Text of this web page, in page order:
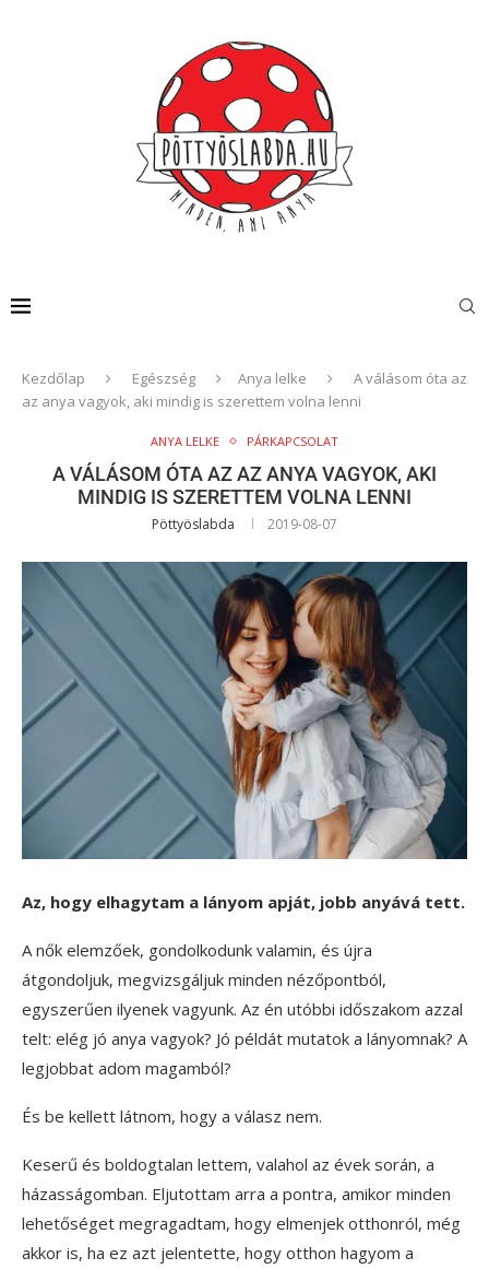
Kezdőlap Egészség Anya lelke
A válásom óta az
az anya vagyok, aki mindig is szerettem volna lenni
ANYA LELKE PÁRKAPCSOLAT
A VÁLÁSOM ÓTA AZ AZ ANYA VAGYOK, AKI
MINDIG IS SZERETTEM VOLNA LENNI
Pöttyöslabda 2019-08-07
Az, hogy elhagytam a lányom apját, jobb anyává tett.
A nők elemzőek, gondolkodunk valamin, és újra
átgondoljuk, megvizsgáljuk minden nézőpontból,
egyszerűen ilyenek vagyunk. Az én utóbbi időszakom azzal
telt: elég jó anya vagyok? Jó példát mutatok a lányomnak? A
legjobbat adom magamból?
És be kellett látnom, hogy a válasz nem.
Keserű és boldogtalan lettem, valahol az évek során, a
házasságomban. Eljutottam arra a pontra, amikor minden
lehetőséget megragadtam, hogy elmenjek otthonról, még
akkor is, ha ez azt jelentette, hogy otthon hagyom a